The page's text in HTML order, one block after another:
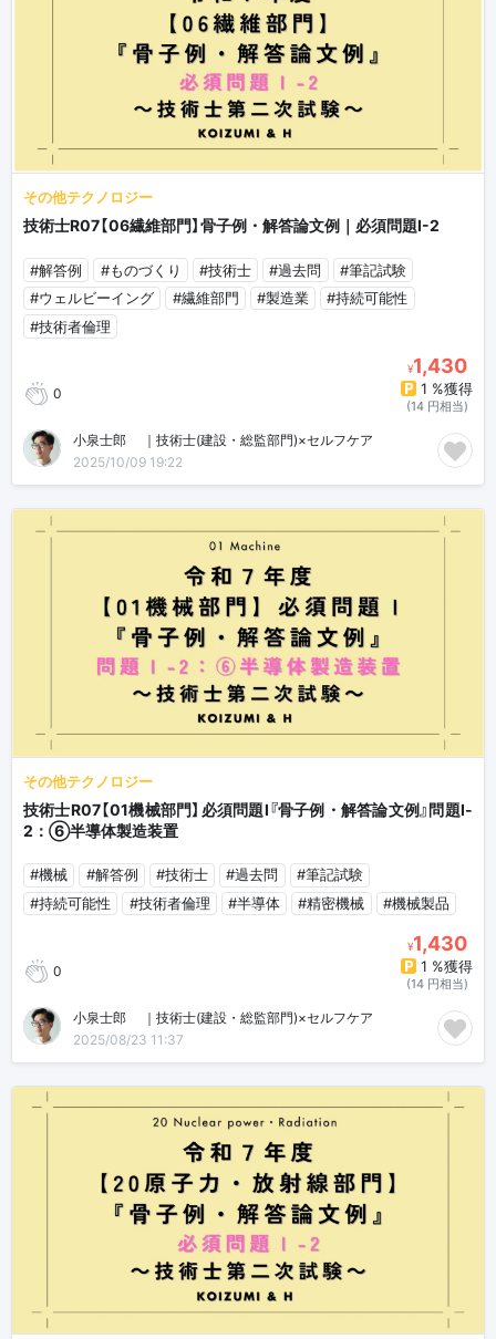
その他テクノロジー
技術士R07【06繊維部門】骨子例・解答論文例｜必須問題Ⅰ-2
#解答例 #ものづくり #技術士 #過去問
#筆記試験
#ウェルビーイング
#繊維部門 #製造業
#持続可能性
#技術者倫理
0
¥1,430
1 %獲得
(14 円相当)
小泉士郎🎈｜技術士(建設・総監部門)×セルフケア
2025/10/09 19:22
その他テクノロジー
技術士R07【01機械部門】必須問題Ⅰ『骨子例・解答論文例』問題Ⅰ-
2：⑥半導体製造装置
#機械 #解答例 #技術士 #過去問
#筆記試験
#持続可能性
#技術者倫理 #半導体 #精密機械 #機械製品
0
¥1,430
1 %獲得
(14 円相当)
小泉士郎🎈｜技術士(建設・総監部門)×セルフケア
2025/08/23 11:37